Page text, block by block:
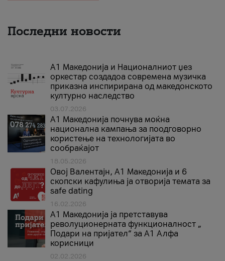
Последни новости
А1 Македонија и Националниот џез
оркестар создадоа современа музичка
приказна инспирирана од македонското
културно наследство
03.07.2026
A1 Македонија почнува моќна
национална кампања за поодговорно
користење на технологијата во
сообраќајот
18.05.2026
Овој Валентајн, A1 Македонија и 6
скопски кафулиња ја отворија темата за
safe dating
16.02.2026
А1 Македонија ја претставува
револуционерната функционалност „
Подари на пријател“ за А1 Алфа
корисници
02.02.2026